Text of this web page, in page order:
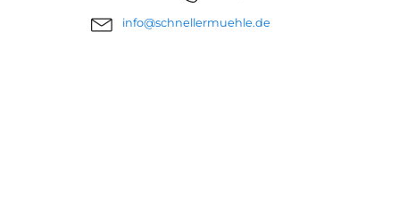
info@schnellermuehle.de